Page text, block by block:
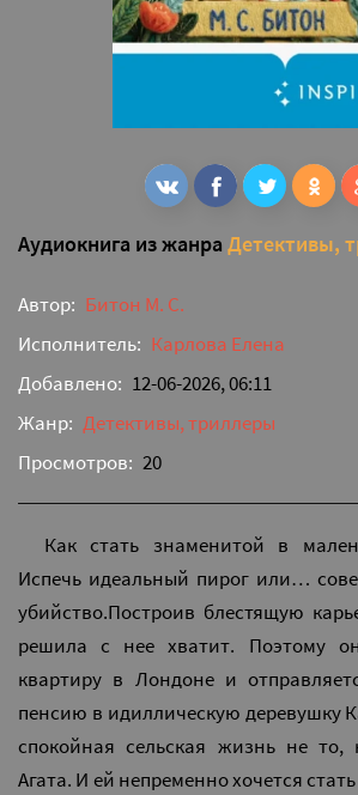
Аудиокнига из жанра Детективы,
Автор: Битон М. С.
Исполнитель: Карлова Елена
Добавлено: 12-06-2026, 06:11
Жанр: Детективы, триллеры
Просмотров: 20
Как стать знаменитой в
Испечь идеальный пирог или…
убийство.Построив блестящую
решила с нее хватит. Поэтому
квартиру в Лондоне и
пенсию в идиллическую деревушку
спокойная сельская жизнь не то,
Агата. И ей непременно хочется